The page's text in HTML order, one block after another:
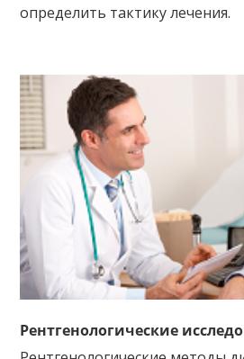
определить тактику лечения.
Рентгенологические